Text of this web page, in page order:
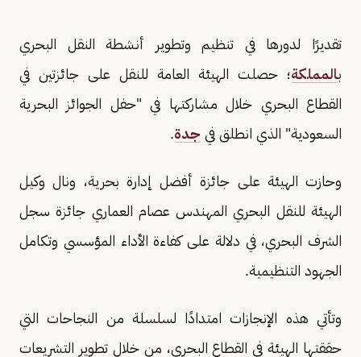
تقديرًا لدورها في تنظيم وتطوير أنشطة النقل البحري
بالمملكة؛ حصلت الهيئة العامة للنقل على جائزتين في
القطاع البحري خلال مشاركتها في "حفل الجوائز البحرية
السعودية" الذي انطلق في جدة.
وحازت الهيئة على جائزة أفضل إدارة بحرية، ونال وكيل
الهيئة للنقل البحري المهندس عصام العماري جائزة سجل
الشرف البحري، في دلالة على كفاءة الأداء المؤسسي وتكامل
الجهود التنظيمية.
وتأتي هذه الإنجازات امتدادًا لسلسلة من النجاحات التي
حققتها الهيئة في القطاع البحري، من خلال تطوير التشريعات